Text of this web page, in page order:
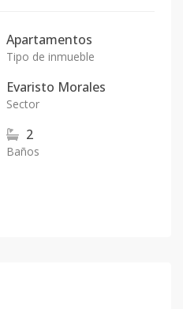
Apartamentos
Tipo de inmueble
Evaristo Morales
Sector
2
Baños